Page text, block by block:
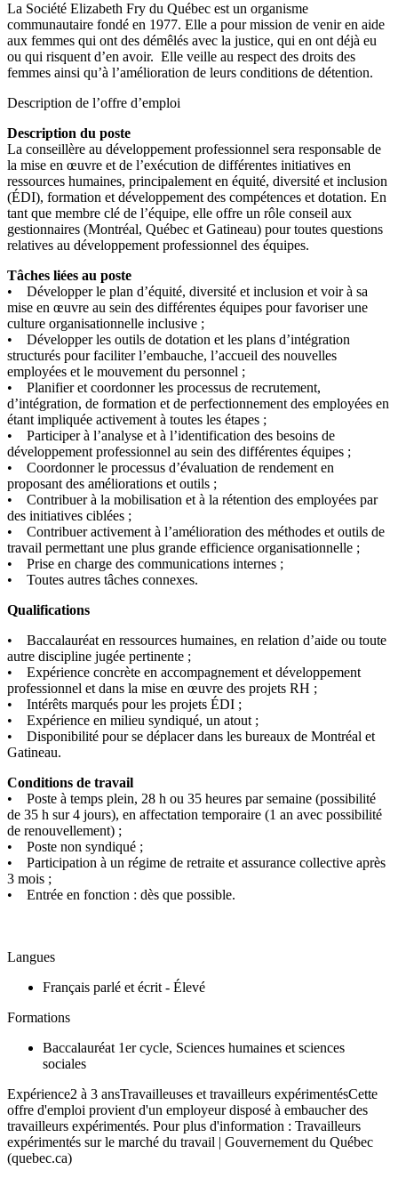
La Société Elizabeth Fry du Québec est un organisme
communautaire fondé en 1977. Elle a pour mission de venir en aide
aux femmes qui ont des démêlés avec la justice, qui en ont déjà eu
ou qui risquent d’en avoir. Elle veille au respect des droits des
femmes ainsi qu’à l’amélioration de leurs conditions de détention.
Description de l’offre d’emploi
Description du poste
La conseillère au développement professionnel sera responsable de
la mise en œuvre et de l’exécution de différentes initiatives en
ressources humaines, principalement en équité, diversité et inclusion
(ÉDI), formation et développement des compétences et dotation. En
tant que membre clé de l’équipe, elle offre un rôle conseil aux
gestionnaires (Montréal, Québec et Gatineau) pour toutes questions
relatives au développement professionnel des équipes.
Tâches liées au poste
• Développer le plan d’équité, diversité et inclusion et voir à sa
mise en œuvre au sein des différentes équipes pour favoriser une
culture organisationnelle inclusive ;
• Développer les outils de dotation et les plans d’intégration
structurés pour faciliter l’embauche, l’accueil des nouvelles
employées et le mouvement du personnel ;
• Planifier et coordonner les processus de recrutement,
d’intégration, de formation et de perfectionnement des employées en
étant impliquée activement à toutes les étapes ;
• Participer à l’analyse et à l’identification des besoins de
développement professionnel au sein des différentes équipes ;
• Coordonner le processus d’évaluation de rendement en
proposant des améliorations et outils ;
• Contribuer à la mobilisation et à la rétention des employées par
des initiatives ciblées ;
• Contribuer activement à l’amélioration des méthodes et outils de
travail permettant une plus grande efficience organisationnelle ;
• Prise en charge des communications internes ;
• Toutes autres tâches connexes.
Qualifications
• Baccalauréat en ressources humaines, en relation d’aide ou toute
autre discipline jugée pertinente ;
• Expérience concrète en accompagnement et développement
professionnel et dans la mise en œuvre des projets RH ;
• Intérêts marqués pour les projets ÉDI ;
• Expérience en milieu syndiqué, un atout ;
• Disponibilité pour se déplacer dans les bureaux de Montréal et
Gatineau.
Conditions de travail
• Poste à temps plein, 28 h ou 35 heures par semaine (possibilité
de 35 h sur 4 jours), en affectation temporaire (1 an avec possibilité
de renouvellement) ;
• Poste non syndiqué ;
• Participation à un régime de retraite et assurance collective après
3 mois ;
• Entrée en fonction : dès que possible.
Langues
Français parlé et écrit - Élevé
Formations
Baccalauréat 1er cycle, Sciences humaines et sciences
sociales
Expérience2 à 3 ansTravailleuses et travailleurs expérimentésCette
offre d'emploi provient d'un employeur disposé à embaucher des
travailleurs expérimentés. Pour plus d'information : Travailleurs
expérimentés sur le marché du travail | Gouvernement du Québec
(quebec.ca)